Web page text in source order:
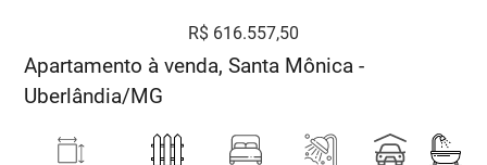
R$ 616.557,50
Apartamento à venda, Santa Mônica -
Uberlândia/MG